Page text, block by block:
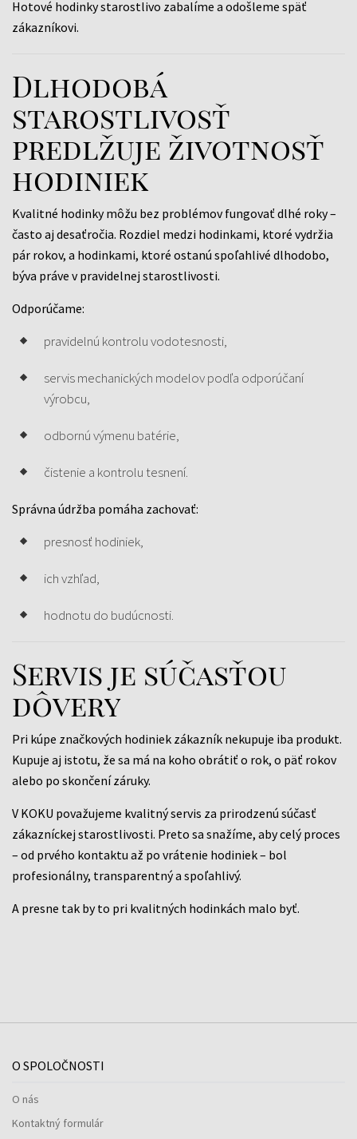
Hotové hodinky starostlivo zabalíme a odošleme späť
zákazníkovi.
Dlhodobá
starostlivosť
predlžuje životnosť
hodiniek
Kvalitné hodinky môžu bez problémov fungovať dlhé roky –
často aj desaťročia. Rozdiel medzi hodinkami, ktoré vydržia
pár rokov, a hodinkami, ktoré ostanú spoľahlivé dlhodobo,
býva práve v pravidelnej starostlivosti.
Odporúčame:
pravidelnú kontrolu vodotesnosti,
servis mechanických modelov podľa odporúčaní
výrobcu,
odbornú výmenu batérie,
čistenie a kontrolu tesnení.
Správna údržba pomáha zachovať:
presnosť hodiniek,
ich vzhľad,
hodnotu do budúcnosti.
Servis je súčasťou
dôvery
Pri kúpe značkových hodiniek zákazník nekupuje iba produkt.
Kupuje aj istotu, že sa má na koho obrátiť o rok, o päť rokov
alebo po skončení záruky.
V KOKU považujeme kvalitný servis za prirodzenú súčasť
zákazníckej starostlivosti. Preto sa snažíme, aby celý proces
– od prvého kontaktu až po vrátenie hodiniek – bol
profesionálny, transparentný a spoľahlivý.
A presne tak by to pri kvalitných hodinkách malo byť.
O SPOLOČNOSTI
O nás
Kontaktný formulár